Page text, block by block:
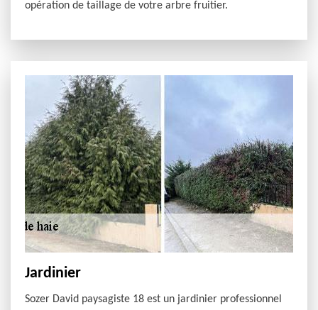
opération de taillage de votre arbre fruitier.
Jardinier
Sozer David paysagiste 18 est un jardinier professionnel